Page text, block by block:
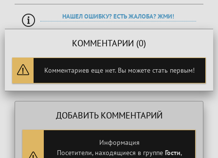
НАШЕЛ ОШИБКУ? ЕСТЬ ЖАЛОБА? ЖМИ!
КОММЕНТАРИИ (0)
Комментариев еще нет. Вы можете стать первым!
ДОБАВИТЬ КОММЕНТАРИЙ
Информация
Посетители, находящиеся в группе Гости,